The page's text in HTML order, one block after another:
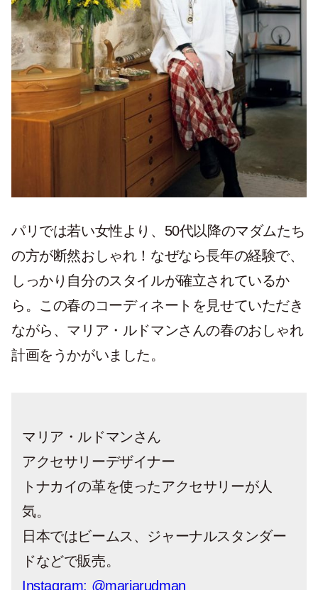
パリでは若い女性より、50代以降のマダムたち
の方が断然おしゃれ！なぜなら長年の経験で、
しっかり自分のスタイルが確立されているか
ら。この春のコーディネートを見せていただき
ながら、マリア・ルドマンさんの春のおしゃれ
計画をうかがいました。
マリア・ルドマンさん
アクセサリーデザイナー
トナカイの革を使ったアクセサリーが人
気。
日本ではビームス、ジャーナルスタンダー
ドなどで販売。
Instagram: @mariarudman